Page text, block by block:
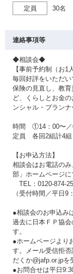
定員 30名
連絡事項等
◆相談会◆
【事前予約制（お1
毎回好評をいただい
保険の見直し、教
ど、くらしとお金
ンシャル・プラン
時間 ①14：00〜
定員 各回2組計4組
【お申込方法】
相談会はお電話の
部」ホームページに
TEL：0120-874-
（受付時間／平日
●相談会のお申込み
過去に日本ＦＰ協
す。
●ホームページより
す。メール受信拒
だくか@jafp.or.jpを
●お問合せは平日